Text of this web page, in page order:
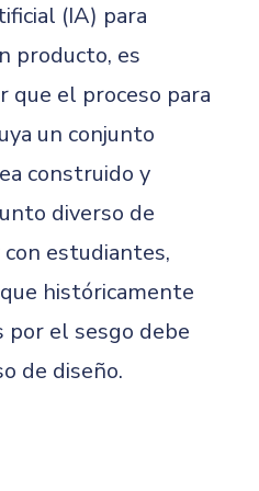
(IA) para
producto, es
que el proceso para
un conjunto
construido y
diverso de
estudiantes,
históricamente
por el sesgo debe
de diseño.